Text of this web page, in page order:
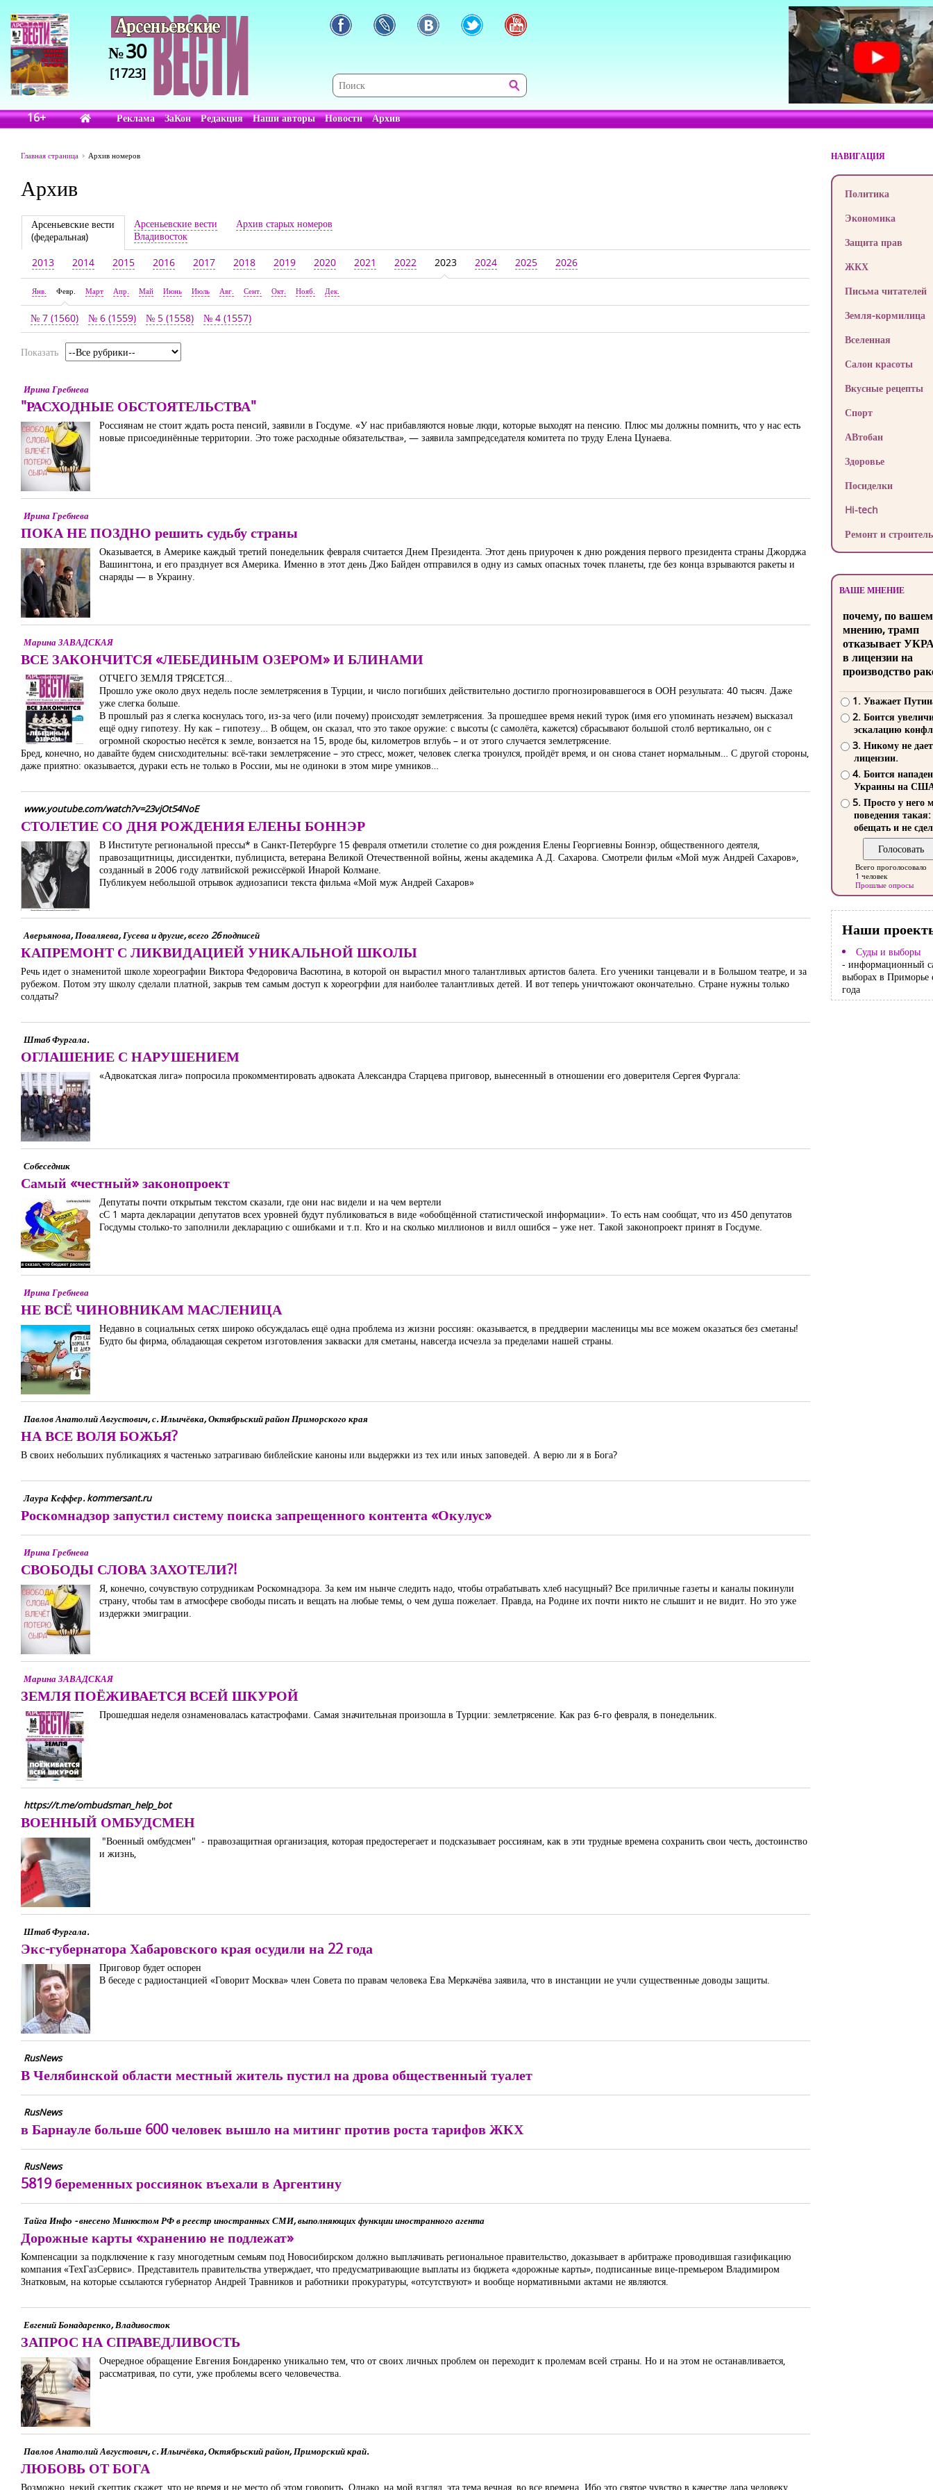
№30
[1723]
16+ Реклама ЗаКон Редакция Наши авторы Новости Архив
Главная страница Архив номеров
Архив
Арсеньевские вести
(федеральная)
Арсеньевские вести
Владивосток
Архив старых номеров
2013 2014 2015 2016 2017 2018 2019 2020 2021 2022 2023 2024 2025 2026
Янв. Февр. Март Апр. Май Июнь Июль Авг. Сент. Окт. Нояб. Дек.
№ 7 (1560) № 6 (1559) № 5 (1558) № 4 (1557)
Показать
Ирина Гребнева
"РАСХОДНЫЕ ОБСТОЯТЕЛЬСТВА"
Россиянам не стоит ждать роста пенсий, заявили в Госдуме. «У нас прибавляются новые люди, которые выходят на пенсию. Плюс мы должны помнить, что у нас есть
новые присоединённые территории. Это тоже расходные обязательства», — заявила зампредседателя комитета по труду Елена Цунаева.
Ирина Гребнева
ПОКА НЕ ПОЗДНО решить судьбу страны
Оказывается, в Америке каждый третий понедельник февраля считается Днем Президента. Этот день приурочен к дню рождения первого президента страны Джорджа
Вашингтона, и его празднует вся Америка. Именно в этот день Джо Байден отправился в одну из самых опасных точек планеты, где без конца взрываются ракеты и
снаряды — в Украину.
Марина ЗАВАДСКАЯ
ВСЕ ЗАКОНЧИТСЯ «ЛЕБЕДИНЫМ ОЗЕРОМ» И БЛИНАМИ
ОТЧЕГО ЗЕМЛЯ ТРЯСЕТСЯ...
Прошло уже около двух недель после землетрясения в Турции, и число погибших действительно достигло прогнозировавшегося в ООН результата: 40 тысяч. Даже
уже слегка больше.
В прошлый раз я слегка коснулась того, из-за чего (или почему) происходят землетрясения. За прошедшее время некий турок (имя его упоминать незачем) высказал
ещё одну гипотезу. Ну как – гипотезу… В общем, он сказал, что это такое оружие: с высоты (с самолёта, кажется) сбрасывают большой столб вертикально, он с
огромной скоростью несётся к земле, вонзается на 15, вроде бы, километров вглубь – и от этого случается землетрясение.
Бред, конечно, но давайте будем снисходительны: всё-таки землетрясение – это стресс, может, человек слегка тронулся, пройдёт время, и он снова станет нормальным… С другой стороны,
даже приятно: оказывается, дураки есть не только в России, мы не одиноки в этом мире умников…
www.youtube.com/watch?v=23vjOt54NoE
СТОЛЕТИЕ СО ДНЯ РОЖДЕНИЯ ЕЛЕНЫ БОННЭР
В Институте региональной прессы* в Санкт-Петербурге 15 февраля отметили столетие со дня рождения Елены Георгиевны Боннэр, общественного деятеля,
правозащитницы, диссидентки, публициста, ветерана Великой Отечественной войны, ​жены академика А.Д. Сахарова. Смотрели фильм «Мой муж Андрей Сахаров»,
созданный в 2006 году латвийской режиссёркой Инарой Колмане.
Публикуем небольшой отрывок аудиозаписи текста фильма «Мой муж Андрей Сахаров»
Аверьянова, Поваляева, Гусева и другие, всего 26 подписей
КАПРЕМОНТ С ЛИКВИДАЦИЕЙ УНИКАЛЬНОЙ ШКОЛЫ
Речь идет о знаменитой школе хореографии Виктора Федоровича Васютина, в которой он вырастил много талантливых артистов балета. Его ученики танцевали и в Большом театре, и за
рубежом. Потом эту школу сделали платной, закрыв тем самым доступ к хореогрфии для наиболее талантливых детей. И вот теперь уничтожают окончательно. Стране нужны только
солдаты?
Штаб Фургала.
ОГЛАШЕНИЕ С НАРУШЕНИЕМ
«Адвокатская лига» попросила прокомментировать адвоката Александра Старцева приговор, вынесенный в отношении его доверителя Сергея Фургала:
Собеседник
Самый «честный» законопроект
Депутаты почти открытым текстом сказали, где они нас видели и на чем вертели
сС 1 марта декларации депутатов всех уровней будут публиковаться в виде «обобщённой статистической информации». То есть нам сообщат, что из 450 депутатов
Госдумы столько-то заполнили декларацию с ошибками и т.п. Кто и на сколько миллионов и вилл ошибся – уже нет. Такой законопроект принят в Госдуме.
Ирина Гребнева
НЕ ВСЁ ЧИНОВНИКАМ МАСЛЕНИЦА
Недавно в социальных сетях широко обсуждалась ещё одна проблема из жизни россиян: оказывается, в преддверии масленицы мы все можем оказаться без сметаны!
Будто бы фирма, обладающая секретом изготовления закваски для сметаны, навсегда исчезла за пределами нашей страны.
Павлов Анатолий Августович, с. Ильичёвка, Октябрьский район Приморского края
НА ВСЕ ВОЛЯ БОЖЬЯ?
В своих небольших публикациях я частенько затрагиваю библейские каноны или выдержки из тех или иных заповедей. А верю ли я в Бога?
Лаура Кеффер. kommersant.ru
Роскомнадзор запустил систему поиска запрещенного контента «Окулус»
Ирина Гребнева
СВОБОДЫ СЛОВА ЗАХОТЕЛИ?!
Я, конечно, сочувствую сотрудникам Роскомнадзора. За кем им нынче следить надо, чтобы отрабатывать хлеб насущный? Все приличные газеты и каналы покинули
страну, чтобы там в атмосфере свободы писать и вещать на любые темы, о чем душа пожелает. Правда, на Родине их почти никто не слышит и не видит. Но это уже
издержки эмиграции.
Марина ЗАВАДСКАЯ
ЗЕМЛЯ ПОЁЖИВАЕТСЯ ВСЕЙ ШКУРОЙ
Прошедшая неделя ознаменовалась катастрофами. Самая значительная произошла в Турции: землетрясение. Как раз 6-го февраля, в понедельник.
https://t.me/ombudsman_help_bot
ВОЕННЫЙ ОМБУДСМЕН
"Военный омбудсмен" - правозащитная организация, которая предостерегает и подсказывает россиянам, как в эти трудные времена сохранить свои честь, достоинство
и жизнь,
Штаб Фургала.
Экс-губернатора Хабаровского края осудили на 22 года
Приговор будет оспорен
В беседе с радиостанцией «Говорит Москва» член Совета по правам человека Ева Меркачёва заявила, что в инстанции не учли существенные доводы защиты.
RusNews
В Челябинской области местный житель пустил на дрова общественный туалет
RusNews
в Барнауле больше 600 человек вышло на митинг против роста тарифов ЖКХ
RusNews
5819 беременных россиянок въехали в Аргентину
Тайга Инфо - внесено Минюстом РФ в реестр иностранных СМИ, выполняющих функции иностранного агента
Дорожные карты «хранению не подлежат»
Компенсации за подключение к газу многодетным семьям под Новосибирском должно выплачивать региональное правительство, доказывает в арбитраже проводившая газификацию
компания «ТехГазСервис». Представитель правительства утверждает, что предусматривающие выплаты из бюджета «дорожные карты», подписанные вице-премьером Владимиром
Знатковым, на которые ссылаются губернатор Андрей Травников и работники прокуратуры, «отсутствуют» и вообще нормативными актами не являются.
Евгений Бонадаренко, Владивосток
ЗАПРОС НА СПРАВЕДЛИВОСТЬ
Очередное обращение Евгения Бондаренко уникально тем, что от своих личных проблем он переходит к пролемам всей страны. Но и на этом не останавливается,
рассматривая, по сути, уже проблемы всего человечества.
Павлов Анатолий Августович, с. Ильичёвка, Октябрьский район, Приморский край.
ЛЮБОВЬ ОТ БОГА
Возможно, некий скептик скажет, что не время и не место об этом говорить. Однако, на мой взгляд, эта тема вечная, во все времена. Ибо это святое чувство в качестве дара человеку
НАВИГАЦИЯ
Политика
Экономика
Защита прав
ЖКХ
Письма читателей
Земля-кормилица
Вселенная
Салон красоты
Вкусные рецепты
Спорт
АВтобан
Здоровье
Посиделки
Hi-tech
Ремонт и
ВАШЕ МНЕНИЕ
почему, по
мнению, трамп
отказывает
в лицензии на
производство
1. Уважает
2. Боится
эскалацию
3. Никому не
лицензии.
4. Боится
Украины на
5. Просто у него
поведения такая:
обещать и не
Всего проголосовало
1 человек
Прошлые опросы
Наши
Суды и выборы
- информационный
выборах в Приморье
года